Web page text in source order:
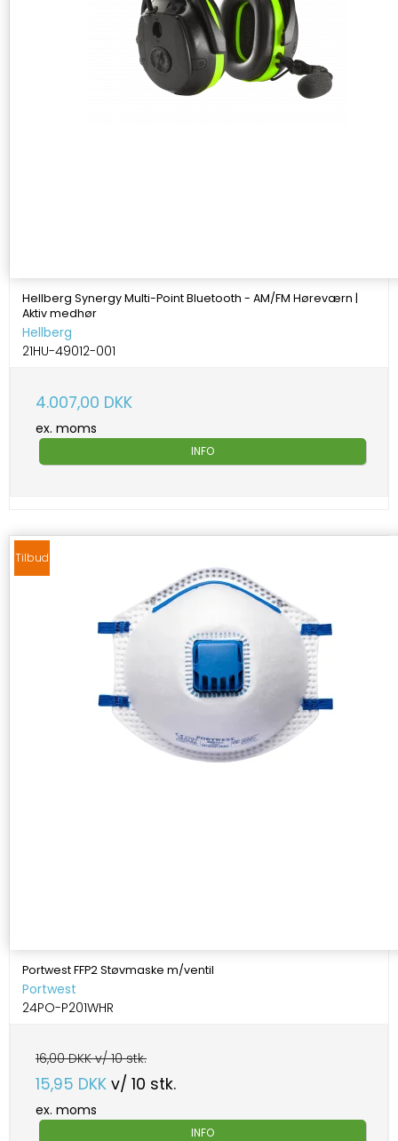
Hellberg Synergy Multi-Point Bluetooth - AM/FM Høreværn |
Aktiv medhør
Hellberg
21HU-49012-001
4.007,00 DKK
ex. moms
INFO
Tilbud
Portwest FFP2 Støvmaske m/ventil
Portwest
24PO-P201WHR
16,00 DKK v/ 10 stk.
15,95 DKK v/ 10 stk.
ex. moms
INFO